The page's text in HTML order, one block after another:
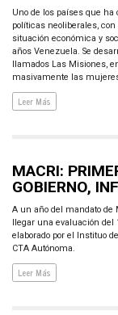
Uno de los países que ha
políticas neoliberales,
situación económica y
años Venezuela. Se
llamados Las Misiones,
masivamente las
Leer Más
MACRI:
GOBIERNO,
A un año del mandato
llegar una evaluación
elaborado por el Instituo
CTA Autónoma.
Leer Más